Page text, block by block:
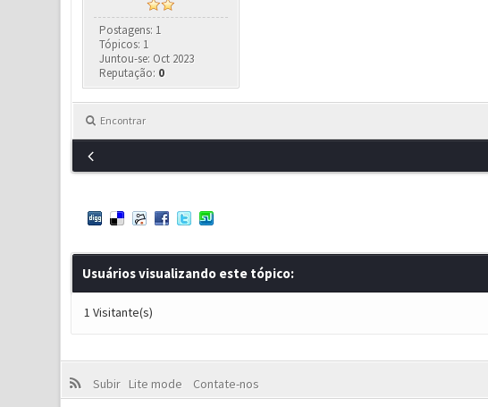
Postagens: 1
Tópicos: 1
Juntou-se: Oct 2023
Reputação: 0
Encontrar
Usuários visualizando este tópico:
1 Visitante(s)
Subir Lite mode
Contate-nos